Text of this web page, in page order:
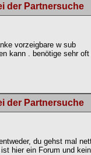
der Partnersuche
vorzeigbare w sub
kann . benötige sehr
der Partnersuche
du gehst mal
hier ein Forum und